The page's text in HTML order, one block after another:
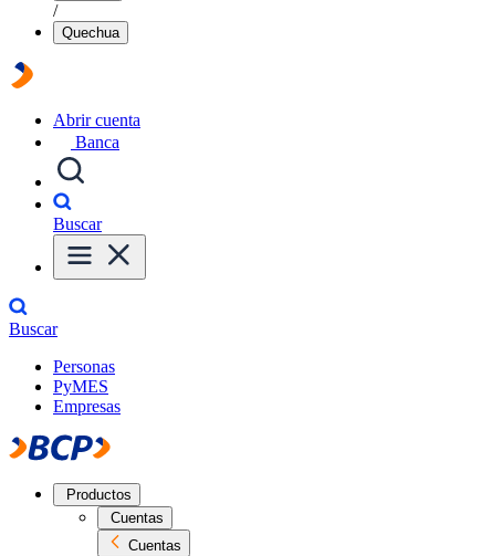
/
Quechua
Abrir cuenta
Banca
Buscar
Buscar
Personas
PyMES
Empresas
Productos
Cuentas
Cuentas